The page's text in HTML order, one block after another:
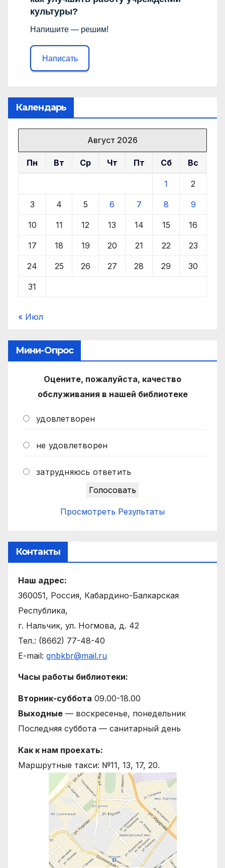
культуры?
Напишите — решим!
Написать
Календарь
Август 2026
Пн Вт Ср Чт Пт Сб Вс
1 2
3 4 5 6 7 8 9
10 11 12 13 14 15 16
17 18 19 20 21 22 23
24 25 26 27 28 29 30
31
« Июл
Мини-Опрос
Оцените, пожалуйста, качество
обслуживания в нашей библиотеке
удовлетворен
не удовлетворен
затрудняюсь ответить
Просмотреть Результаты
Контакты
Наш адрес:
360051, Россия, Кабардино-Балкарская
Республика,
г. Нальчик, ул. Ногмова, д. 42
Тел.: (8662) 77-48-40
E-mail: gnbkbr@mail.ru
Часы работы библиотеки:
Вторник-суббота 09.00-18.00
Выходные — воскресенье, понедельник
Последняя суббота — санитарный день
Как к нам проехать:
Маршрутные такси: №11, 13, 17, 20.